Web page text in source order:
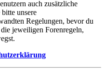
auch zusätzliche
unsere
Regelungen, bevor du
jeweiligen Forenregeln,